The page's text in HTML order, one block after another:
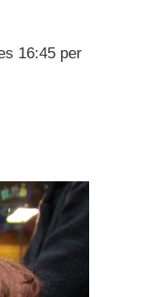
16:45 per